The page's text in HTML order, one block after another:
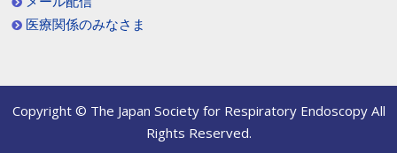
医療関係のみなさま
Copyright © The Japan Society for Respiratory Endoscopy All
Rights Reserved.